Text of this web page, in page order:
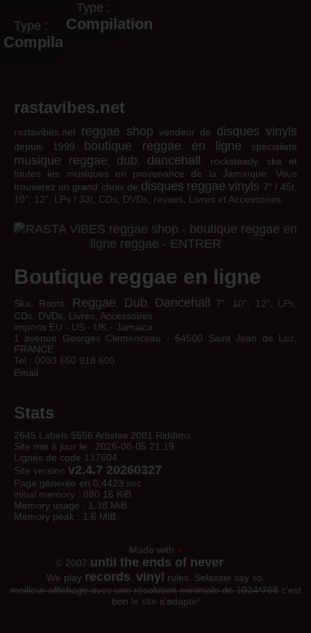
Type :
Compilation
Type :
Compilation
rastavibes.net
rastavibes.net reggae shop vendeur de disques vinyls
depuis 1999 boutique reggae en ligne spécialiste
musique reggae dub dancehall
, rocksteady, ska et
toutes les musiques en provenance de la Jamaïque. Vous
trouverez un grand choix de disques reggae vinyls 7" / 45t,
10", 12", LPs / 33t, CDs, DVDs, revues, Livres et Accessoires.
Boutique reggae en ligne
Ska, Roots, Reggae Dub Dancehall
7", 10", 12", LPs,
CDs, DVDs, Livres, Accessoires
imports EU - US - UK - Jamaica
1 avenue Georges Clemenceau - 64500 Saint Jean de Luz,
FRANCE
Tel : 0033 650 918 605
Email :
Stats
2645 Labels 5556 Artistes 2081 Riddims
Site mis à jour le : 2026-08-05 21:19
Lignes de code 137604
Site version v2.4.7 20260327
Page générée en 0,4423 sec
initial memory : 880.16 KiB
Memory usage : 1.38 MiB
Memory peak : 1.6 MiB
Made with ♥
© 2007 until the ends of never
We play records vinyl
rules. Selassie say so.
meilleur affichage avec une résolution minimale de 1024*768c'est
bon le site s'adapte!